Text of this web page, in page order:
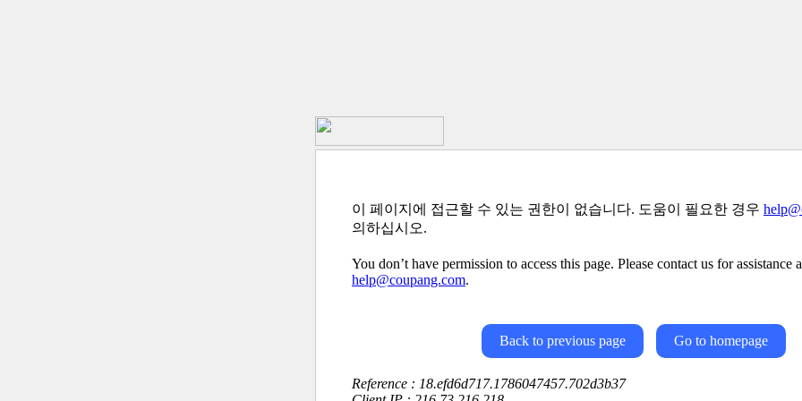
이 페이지에 접근할 수 있는 권한이 없습니다. 도움이 필요한 경우
의하십시오.
You don’t have permission to access this page. Please contact us for assistance
help@coupang.com.
Back to previous page Go to homepage
Reference : 18.efd6d717.1786047457.702d3b37